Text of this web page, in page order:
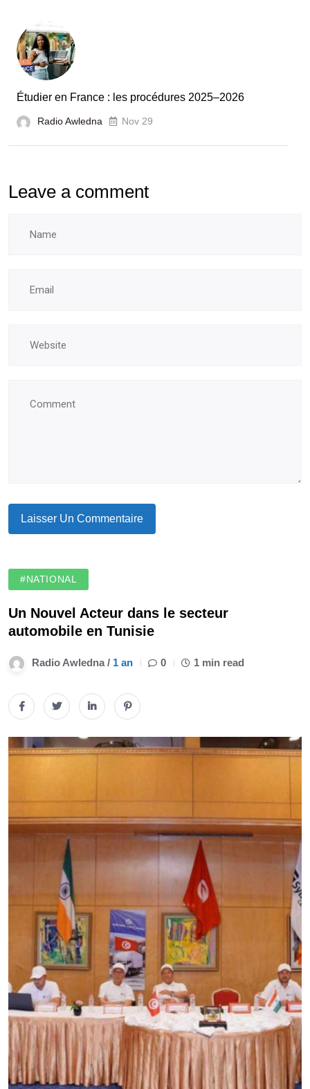
et
écoles
Étudier en France : les procédures 2025–2026
Radio Awledna Nov 29
Leave a comment
#NATIONAL
Un Nouvel Acteur dans le secteur
automobile en Tunisie
Radio Awledna / 1 an 0 1 min read